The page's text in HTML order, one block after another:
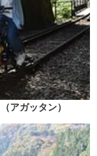
アガッタン）